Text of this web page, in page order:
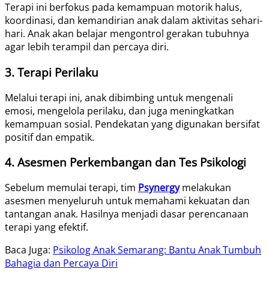
Terapi ini berfokus pada kemampuan motorik halus,
koordinasi, dan kemandirian anak dalam aktivitas sehari-
hari. Anak akan belajar mengontrol gerakan tubuhnya
agar lebih terampil dan percaya diri.
3. Terapi Perilaku
Melalui terapi ini, anak dibimbing untuk mengenali
emosi, mengelola perilaku, dan juga meningkatkan
kemampuan sosial. Pendekatan yang digunakan bersifat
positif dan empatik.
4. Asesmen Perkembangan dan Tes Psikologi
Sebelum memulai terapi, tim Psynergymelakukan
asesmen menyeluruh untuk memahami kekuatan dan
tantangan anak. Hasilnya menjadi dasar perencanaan
terapi yang efektif.
Baca Juga: Psikolog Anak Semarang: Bantu Anak Tumbuh
Bahagia dan Percaya Diri